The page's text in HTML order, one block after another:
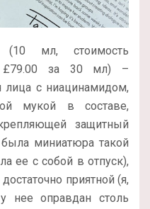
(10 мл, стоимость
£79.00 за 30 мл) –
лица с ниацинамидом,
мукой в составе,
защитный
миниатюра такой
ее с собой в отпуск),
приятной (я,
нее оправдан столь